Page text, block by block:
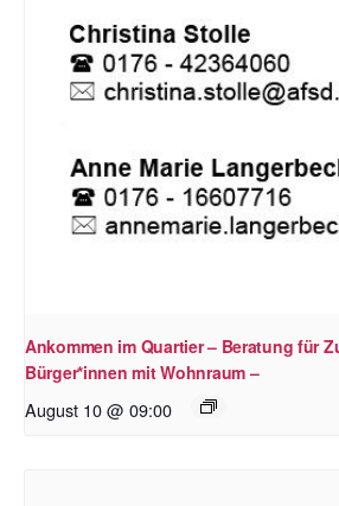
Ankommen im Quartier – Beratung für
Bürger*innen mit Wohnraum –
August 10 @ 09:00